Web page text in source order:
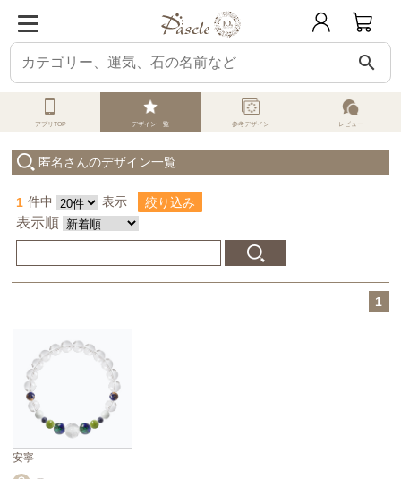
search
パスクル オーダーメイド みんなのデザイン 匿名さんの投稿デザイン
アプリTOP デザイン一覧 参考デザイン レビュー
匿名さんのデザイン一覧
1 件中 表示 絞り込み
表示順
1
安寧